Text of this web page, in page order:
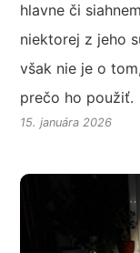
15. januára 2026
hlavne či
niektorej z jeho
však nie je o
prečo ho použiť.